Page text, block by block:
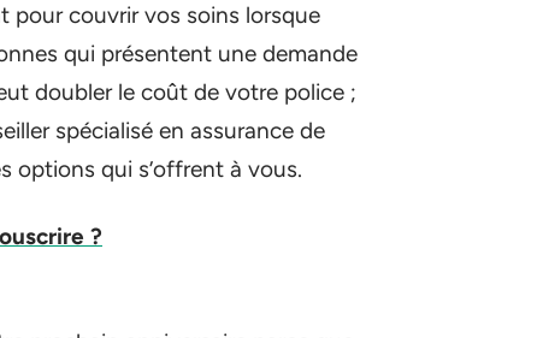
pour couvrir vos soins lorsque
qui présentent une demande
doubler le coût de votre police ;
spécialisé en assurance de
options qui s’offrent à vous.
?